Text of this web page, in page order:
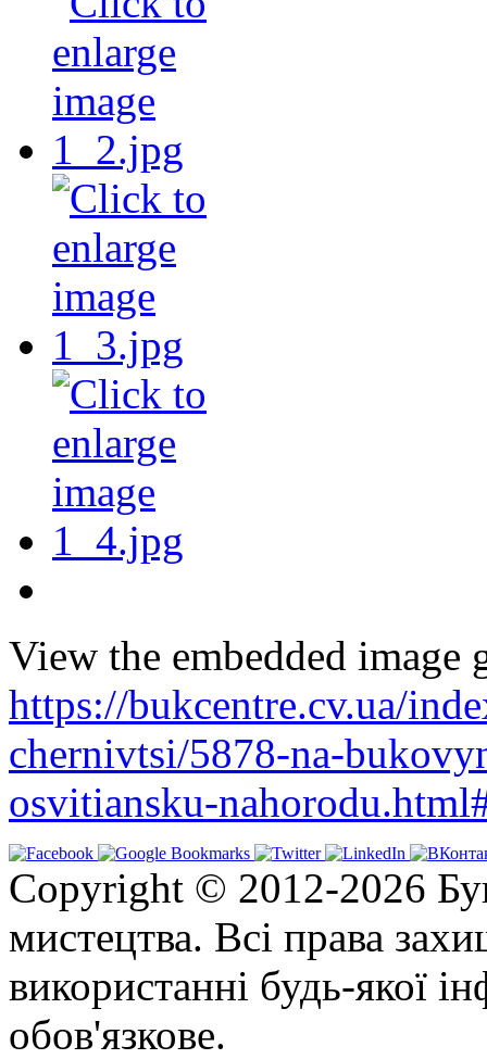
View the embedded image
https://bukcentre.cv.ua/
chernivtsi/5878-na-
osvitiansku-
Copyright © 2012-2026
мистецтва. Всі права
використанні будь-якої
обов'язкове.